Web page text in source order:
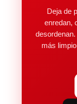
Deja de
enredan,
más